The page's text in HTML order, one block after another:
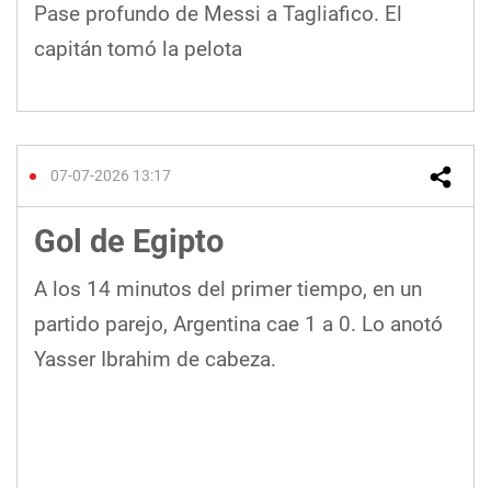
Pase profundo de Messi a Tagliafico. El
capitán tomó la pelota
07-07-2026 13:17
Gol de Egipto
A los 14 minutos del primer tiempo, en un
partido parejo, Argentina cae 1 a 0. Lo anotó
Yasser Ibrahim de cabeza.